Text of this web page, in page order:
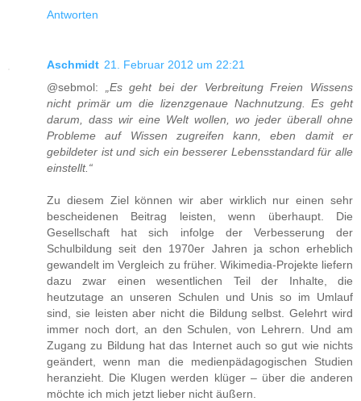
Antworten
Aschmidt 21. Februar 2012 um 22:21
@sebmol:
„Es geht bei der Verbreitung Freien Wissens
nicht primär um die lizenzgenaue Nachnutzung. Es geht
darum, dass wir eine Welt wollen, wo jeder überall ohne
Probleme auf Wissen zugreifen kann, eben damit er
gebildeter ist und sich ein besserer Lebensstandard für alle
einstellt.“
Zu diesem Ziel können wir aber wirklich nur einen sehr
bescheidenen Beitrag leisten, wenn überhaupt. Die
Gesellschaft hat sich infolge der Verbesserung der
Schulbildung seit den 1970er Jahren ja schon erheblich
gewandelt im Vergleich zu früher. Wikimedia-Projekte liefern
dazu zwar einen wesentlichen Teil der Inhalte, die
heutzutage an unseren Schulen und Unis so im Umlauf
sind, sie leisten aber nicht die Bildung selbst. Gelehrt wird
immer noch dort, an den Schulen, von Lehrern. Und am
Zugang zu Bildung hat das Internet auch so gut wie nichts
geändert, wenn man die medienpädagogischen Studien
heranzieht. Die Klugen werden klüger – über die anderen
möchte ich mich jetzt lieber nicht äußern.